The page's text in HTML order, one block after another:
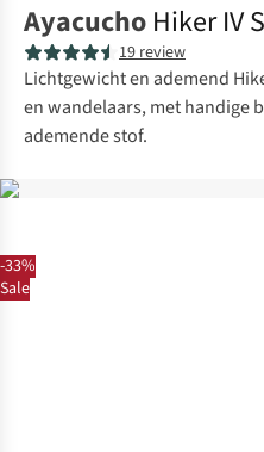
-33%
Sale
Ayacucho Hiker IV
19 review
Lichtgewicht en ademend
en wandelaars, met handige
ademende stof.